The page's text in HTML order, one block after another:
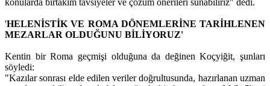
'HELENİSTİK VE ROMA DÖNEMLERİNE TARİHLENEN
MEZARLAR OLDUĞUNU BİLİYORUZ'
Kentin bir Roma geçmişi olduğuna da değinen Koçyiğit, şunları
söyledi:
"Kazılar sonrası elde edilen veriler doğrultusunda, hazırlanan uzman